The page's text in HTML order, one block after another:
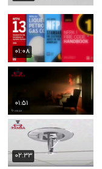
۰۱:۰۸
۰۱:۵۱
۰۲:۳۳